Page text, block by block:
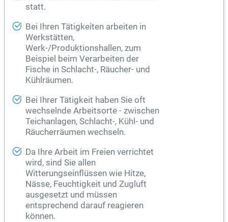
statt.
Bei Ihren Tätigkeiten arbeiten in
Werkstätten,
Werk-/Produktionshallen, zum
Beispiel beim Verarbeiten der
Fische in Schlacht-, Räucher- und
Kühlräumen.
Bei Ihrer Tätigkeit haben Sie oft
wechselnde Arbeitsorte - zwischen
Teichanlagen, Schlacht-, Kühl- und
Räucherräumen wechseln.
Da Ihre Arbeit im Freien verrichtet
wird, sind Sie allen
Witterungseinflüssen wie Hitze,
Nässe, Feuchtigkeit und Zugluft
ausgesetzt und müssen
entsprechend darauf reagieren
können.